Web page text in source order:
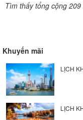
Tìm thấy tổng cộng
Khuyến mãi
LỊCH
LỊCH